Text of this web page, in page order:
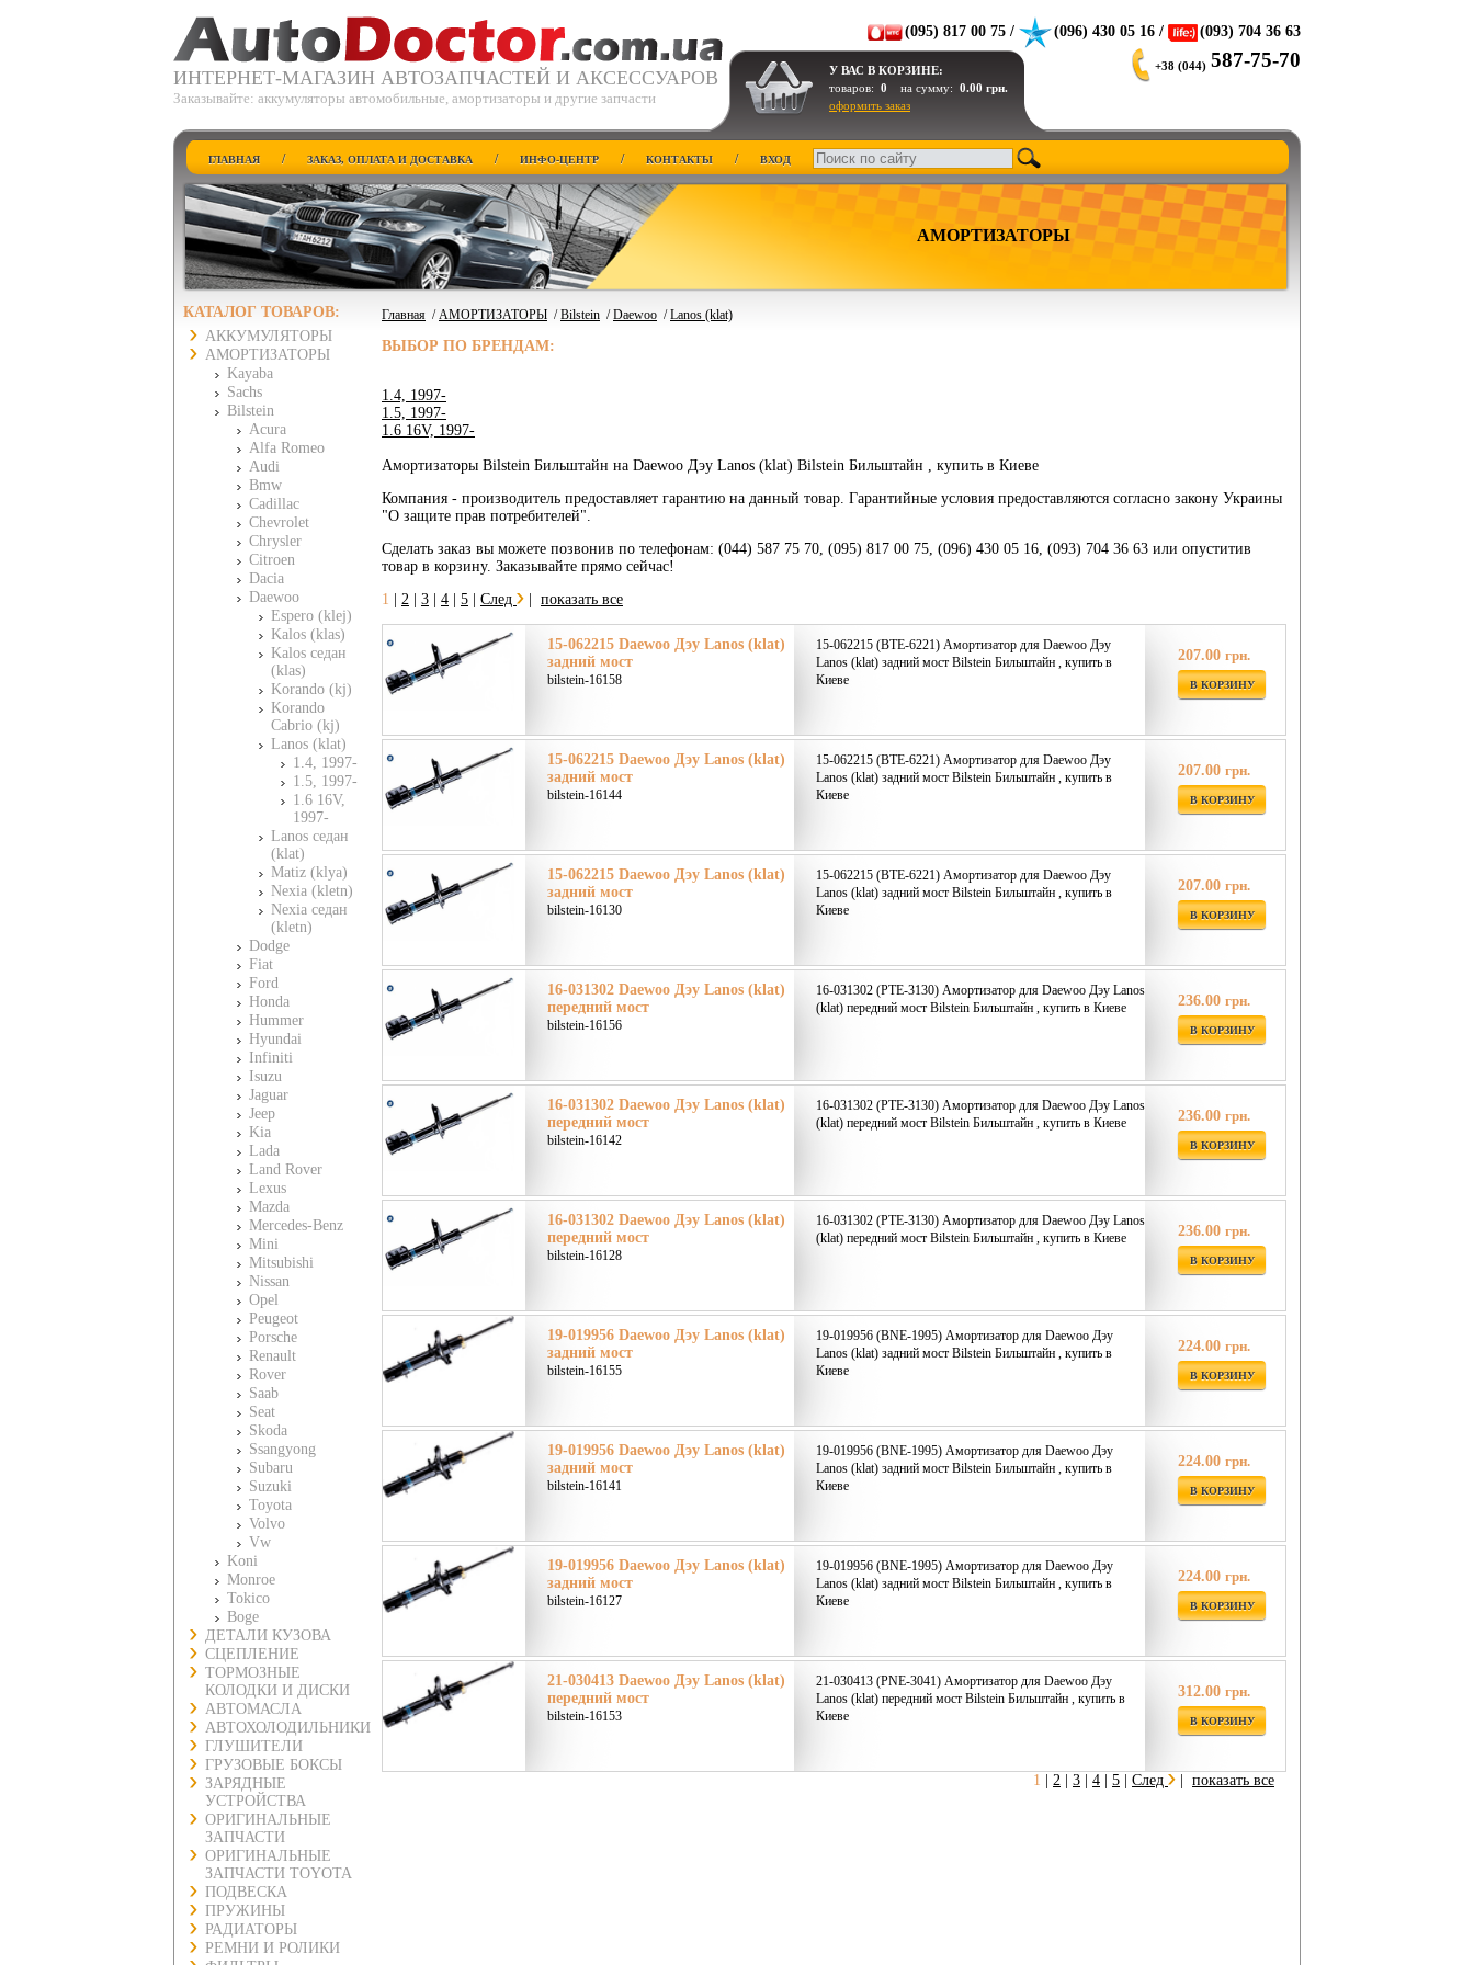
ИНТЕРНЕТ-МАГАЗИН АВТОЗАПЧАСТЕЙ И АКСЕССУАРОВ
Заказывайте: аккумуляторы автомобильные, амортизаторы и другие запчасти
(095) 817 00 75 / (096) 430 05 16 / (093) 704 36 63
У ВАС В КОРЗИНЕ:
товаров: 0 на сумму: 0.00 грн.
оформить заказ
+38 (044) 587-75-70
ГЛАВНАЯ / ЗАКАЗ, ОПЛАТА И ДОСТАВКА / ИНФО-ЦЕНТР / КОНТАКТЫ / ВХОД
АМОРТИЗАТОРЫ
КАТАЛОГ ТОВАРОВ:
АККУМУЛЯТОРЫ
АМОРТИЗАТОРЫ
Kayaba
Sachs
Bilstein
Acura
Alfa Romeo
Audi
Bmw
Cadillac
Chevrolet
Chrysler
Citroen
Dacia
Daewoo
Espero (klej)
Kalos (klas)
Kalos седан
(klas)
Korando (kj)
Korando
Cabrio (kj)
Lanos (klat)
1.4, 1997-
1.5, 1997-
1.6 16V,
1997-
Lanos седан
(klat)
Matiz (klya)
Nexia (kletn)
Nexia седан
(kletn)
Dodge
Fiat
Ford
Honda
Hummer
Hyundai
Infiniti
Isuzu
Jaguar
Jeep
Kia
Lada
Land Rover
Lexus
Mazda
Mercedes-Benz
Mini
Mitsubishi
Nissan
Opel
Peugeot
Porsche
Renault
Rover
Saab
Seat
Skoda
Ssangyong
Subaru
Suzuki
Toyota
Volvo
Vw
Koni
Monroe
Tokico
Boge
ДЕТАЛИ КУЗОВА
СЦЕПЛЕНИЕ
ТОРМОЗНЫЕ
КОЛОДКИ И ДИСКИ
АВТОМАСЛА
АВТОХОЛОДИЛЬНИКИ
ГЛУШИТЕЛИ
ГРУЗОВЫЕ БОКСЫ
ЗАРЯДНЫЕ
УСТРОЙСТВА
ОРИГИНАЛЬНЫЕ
ЗАПЧАСТИ
ОРИГИНАЛЬНЫЕ
ЗАПЧАСТИ TOYOTA
ПОДВЕСКА
ПРУЖИНЫ
РАДИАТОРЫ
РЕМНИ И РОЛИКИ
Главная /АМОРТИЗАТОРЫ /Bilstein /Daewoo /Lanos (klat)
ВЫБОР ПО БРЕНДАМ:
1.4, 1997-
1.5, 1997-
1.6 16V, 1997-
Амортизаторы Bilstein Бильштайн на Daewoo Дэу Lanos (klat) Bilstein Бильштайн , купить в Киеве
Компания - производитель предоставляет гарантию на данный товар. Гарантийные условия предоставляются согласно закону Украины
"О защите прав потребителей".
Сделать заказ вы можете позвонив по телефонам: (044) 587 75 70, (095) 817 00 75, (096) 430 05 16, (093) 704 36 63 или опуститив
товар в корзину. Заказывайте прямо сейчас!
1
2 3 4 5 След показать все
15-062215 Daewoo Дэу Lanos (klat)
задний мост
bilstein-16158
15-062215 (BTE-6221) Амортизатор для Daewoo Дэу
Lanos (klat) задний мост Bilstein Бильштайн , купить в
Киеве
207.00 грн.
В КОРЗИНУ
15-062215 Daewoo Дэу Lanos (klat)
задний мост
bilstein-16144
15-062215 (BTE-6221) Амортизатор для Daewoo Дэу
Lanos (klat) задний мост Bilstein Бильштайн , купить в
Киеве
207.00 грн.
В КОРЗИНУ
15-062215 Daewoo Дэу Lanos (klat)
задний мост
bilstein-16130
15-062215 (BTE-6221) Амортизатор для Daewoo Дэу
Lanos (klat) задний мост Bilstein Бильштайн , купить в
Киеве
207.00 грн.
В КОРЗИНУ
16-031302 Daewoo Дэу Lanos (klat)
передний мост
bilstein-16156
16-031302 (PTE-3130) Амортизатор для Daewoo Дэу Lanos
(klat) передний мост Bilstein Бильштайн , купить в Киеве
236.00 грн.
В КОРЗИНУ
16-031302 Daewoo Дэу Lanos (klat)
передний мост
bilstein-16142
16-031302 (PTE-3130) Амортизатор для Daewoo Дэу Lanos
(klat) передний мост Bilstein Бильштайн , купить в Киеве
236.00 грн.
В КОРЗИНУ
16-031302 Daewoo Дэу Lanos (klat)
передний мост
bilstein-16128
16-031302 (PTE-3130) Амортизатор для Daewoo Дэу Lanos
(klat) передний мост Bilstein Бильштайн , купить в Киеве
236.00 грн.
В КОРЗИНУ
19-019956 Daewoo Дэу Lanos (klat)
задний мост
bilstein-16155
19-019956 (BNE-1995) Амортизатор для Daewoo Дэу
Lanos (klat) задний мост Bilstein Бильштайн , купить в
Киеве
224.00 грн.
В КОРЗИНУ
19-019956 Daewoo Дэу Lanos (klat)
задний мост
bilstein-16141
19-019956 (BNE-1995) Амортизатор для Daewoo Дэу
Lanos (klat) задний мост Bilstein Бильштайн , купить в
Киеве
224.00 грн.
В КОРЗИНУ
19-019956 Daewoo Дэу Lanos (klat)
задний мост
bilstein-16127
19-019956 (BNE-1995) Амортизатор для Daewoo Дэу
Lanos (klat) задний мост Bilstein Бильштайн , купить в
Киеве
224.00 грн.
В КОРЗИНУ
21-030413 Daewoo Дэу Lanos (klat)
передний мост
bilstein-16153
21-030413 (PNE-3041) Амортизатор для Daewoo Дэу
Lanos (klat) передний мост Bilstein Бильштайн , купить в
Киеве
312.00 грн.
В КОРЗИНУ
1 2 3 4 5 След показать все